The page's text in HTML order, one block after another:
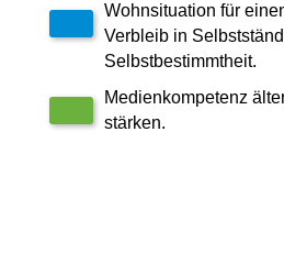
Wohnsituation für
Verbleib in
Selbstbestimmtheit.
Medienkompetenz
stärken.